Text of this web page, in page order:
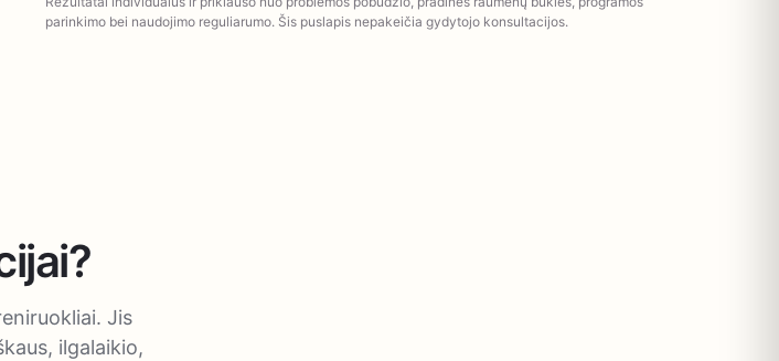
parinkimo bei naudojimo reguliarumo. Šis puslapis nepakeičia gydytojo konsultacijos.
Jis
ilgalaikio,